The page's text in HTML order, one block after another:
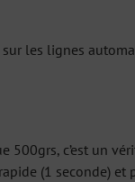
les lignes
500grs, c’est un
(1 seconde) et